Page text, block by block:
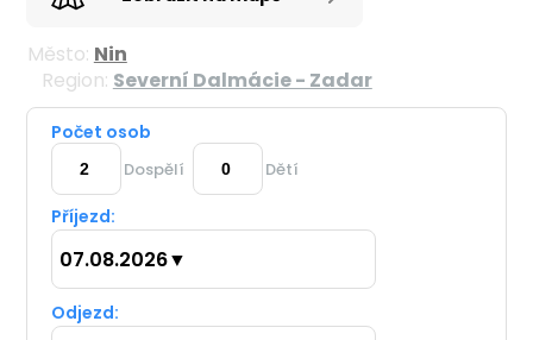
Město: Nin
Region: Severní Dalmácie - Zadar
Počet osob
Dospělí Dětí
Příjezd:
07.08.2026▼
Odjezd: